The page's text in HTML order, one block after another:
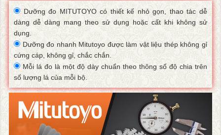
Dưỡng đo MITUTOYO có thiết kế nhỏ gọn, thao tác dễ
dàng dễ dàng mang theo sử dụng hoặc cất khi không sử
dụng.
Dưỡng đo nhanh Mitutoyo được làm vật liệu thép không gỉ
cứng cáp, không gỉ, chắc chắn.
Mỗi lá đo là một độ dày chuẩn theo thông số độ chia trên
số lượng lá của mỗi bộ.